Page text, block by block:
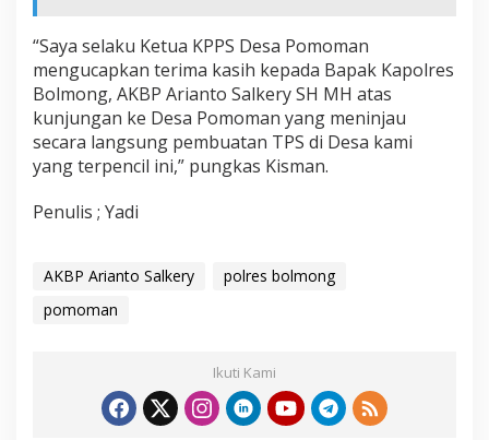
“Saya selaku Ketua KPPS Desa Pomoman
mengucapkan terima kasih kepada Bapak Kapolres
Bolmong, AKBP Arianto Salkery SH MH atas
kunjungan ke Desa Pomoman yang meninjau
secara langsung pembuatan TPS di Desa kami
yang terpencil ini,” pungkas Kisman.
Penulis ; Yadi
AKBP Arianto Salkery
polres bolmong
pomoman
Ikuti Kami